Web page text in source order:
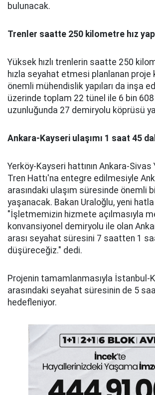
bulunacak.
Trenler saatte 250 kilometre hız
Yüksek hızlı trenlerin saatte 250
hızla seyahat etmesi planlanan proje
önemli mühendislik yapıları da inşa
üzerinde toplam 22 tünel ile 6 bin
uzunluğunda 27 demiryolu köprüsü
Ankara-Kayseri ulaşımı 1 saat 45
Yerköy-Kayseri hattının Ankara-Sivas
Tren Hattı'na entegre edilmesiyle
arasındaki ulaşım süresinde önemli
yaşanacak. Bakan Uraloğlu, yeni
"İşletmemizin hizmete açılmasıyla
konvansiyonel demiryolu ile olan
arası seyahat süresini 7 saatten 1
düşüreceğiz." dedi.
Projenin tamamlanmasıyla İstanbul-
arasındaki seyahat süresinin de 5
hedefleniyor.